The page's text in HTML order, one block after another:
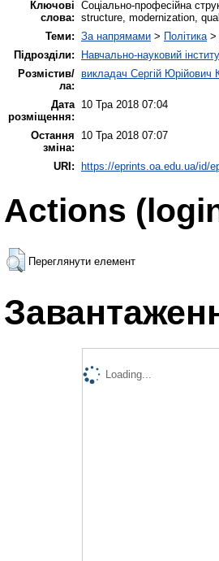
Ключові
слова:
Соціально-професійна
structure, modernization,
Теми: За напрямами > Політика >
Підрозділи:
Навчально-науковий
Розмістив/
ла:
викладач Сергій Юрійович
Дата
розміщення:
10 Тра 2018 07:04
Остання
зміна:
10 Тра 2018 07:07
URI: https://eprints.oa.edu.ua/id/
Actions
Переглянути елемент
Loading...